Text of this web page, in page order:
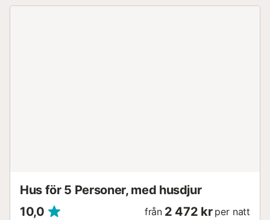
Hus för 5 Personer, med husdjur
10,0
från 2 472 kr per natt